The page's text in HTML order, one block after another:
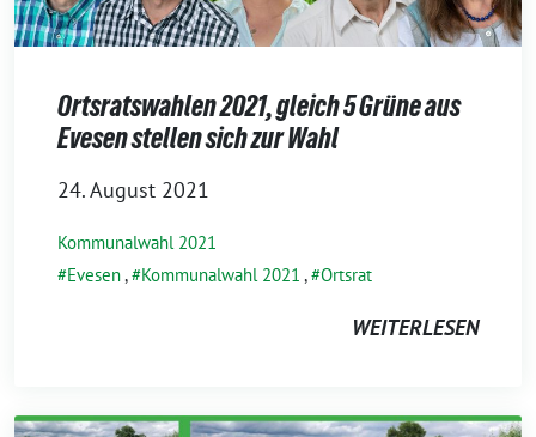
Ortsratswahlen 2021, gleich 5 Grüne aus
Evesen stellen sich zur Wahl
24. August 2021
Kommunalwahl 2021
Evesen, Kommunalwahl 2021 , Ortsrat
WEITERLESEN